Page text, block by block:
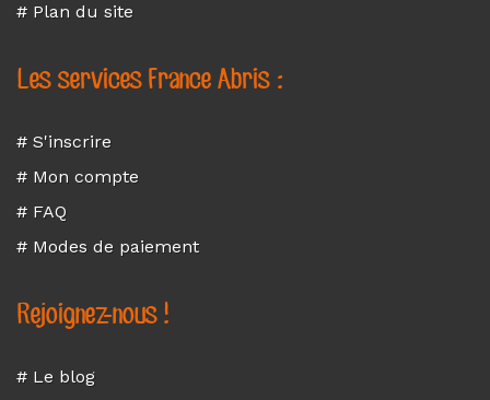
# Plan du site
Les services France Abris :
# S'inscrire
# Mon compte
# FAQ
# Modes de paiement
Rejoignez-nous !
# Le blog